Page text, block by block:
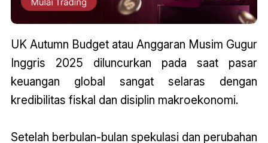
UK Autumn Budget atau Anggaran Musim Gugur
Inggris 2025 diluncurkan pada saat pasar
keuangan global sangat selaras dengan
kredibilitas fiskal dan disiplin makroekonomi.
Setelah berbulan-bulan spekulasi dan perubahan